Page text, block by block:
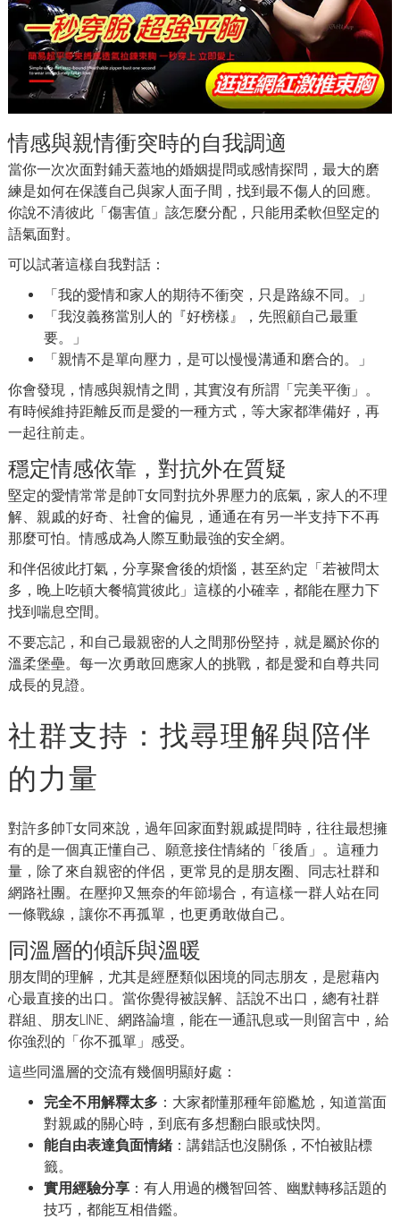
情感與親情衝突時的自我調適
當你一次次面對鋪天蓋地的婚姻提問或感情探問，最大的磨
練是如何在保護自己與家人面子間，找到最不傷人的回應。
你說不清彼此「傷害值」該怎麼分配，只能用柔軟但堅定的
語氣面對。
可以試著這樣自我對話：
「我的愛情和家人的期待不衝突，只是路線不同。」
「我沒義務當別人的『好榜樣』，先照顧自己最重
要。」
「親情不是單向壓力，是可以慢慢溝通和磨合的。」
你會發現，情感與親情之間，其實沒有所謂「完美平衡」。
有時候維持距離反而是愛的一種方式，等大家都準備好，再
一起往前走。
穩定情感依靠，對抗外在質疑
堅定的愛情常常是帥T女同對抗外界壓力的底氣，家人的不理
解、親戚的好奇、社會的偏見，通通在有另一半支持下不再
那麼可怕。情感成為人際互動最強的安全網。
和伴侶彼此打氣，分享聚會後的煩惱，甚至約定「若被問太
多，晚上吃頓大餐犒賞彼此」這樣的小確幸，都能在壓力下
找到喘息空間。
不要忘記，和自己最親密的人之間那份堅持，就是屬於你的
溫柔堡壘。每一次勇敢回應家人的挑戰，都是愛和自尊共同
成長的見證。
社群支持：找尋理解與陪伴
的力量
對許多帥T女同來說，過年回家面對親戚提問時，往往最想擁
有的是一個真正懂自己、願意接住情緒的「後盾」。這種力
量，除了來自親密的伴侶，更常見的是朋友圈、同志社群和
網路社團。在壓抑又無奈的年節場合，有這樣一群人站在同
一條戰線，讓你不再孤單，也更勇敢做自己。
同溫層的傾訴與溫暖
朋友間的理解，尤其是經歷類似困境的同志朋友，是慰藉內
心最直接的出口。當你覺得被誤解、話說不出口，總有社群
群組、朋友LINE、網路論壇，能在一通訊息或一則留言中，給
你強烈的「你不孤單」感受。
這些同溫層的交流有幾個明顯好處：
完全不用解釋太多 ：大家都懂那種年節尷尬，知道當面
對親戚的關心時，到底有多想翻白眼或快閃。
能自由表達負面情緒 ：講錯話也沒關係，不怕被貼標
籤。
實用經驗分享 ：有人用過的機智回答、幽默轉移話題的
技巧，都能互相借鑑。